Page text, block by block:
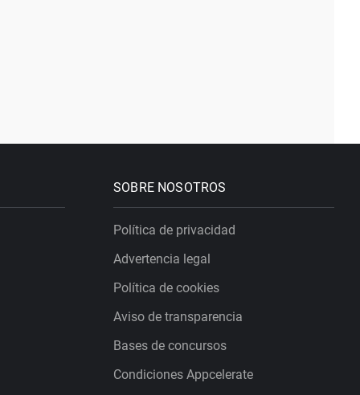
SOBRE NOSOTROS
Política de privacidad
Advertencia legal
Política de cookies
Aviso de transparencia
Bases de concursos
Condiciones Appcelerate